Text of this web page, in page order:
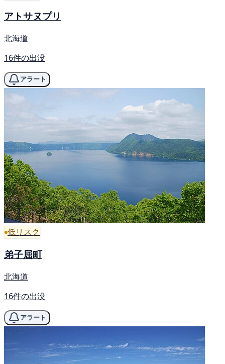
アトサヌプリ
北海道
16件の出没
アラート
低リスク
弟子屈町
北海道
16件の出没
アラート